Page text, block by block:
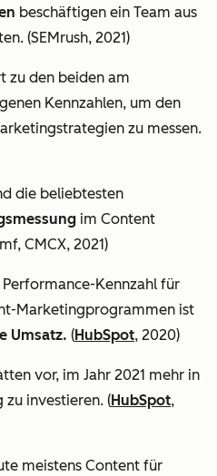
beschäftigen ein Team aus
(SEMrush, 2021)
zu den beiden am
Kennzahlen, um den
zu messen.
die beliebtesten
im Content
CMCX, 2021)
Kennzahl für
Marketingprogrammen ist
Umsatz. (HubSpot, 2020)
vor, im Jahr 2021 mehr in
investieren. (HubSpot,
meistens Content für